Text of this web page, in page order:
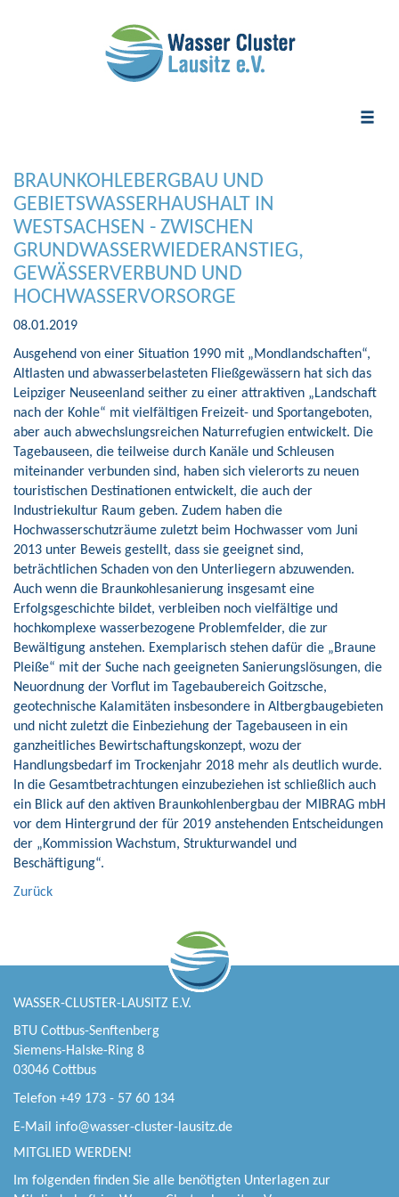
Toggle
BRAUNKOHLEBERGBAU UND
GEBIETSWASSERHAUSHALT IN
WESTSACHSEN - ZWISCHEN
GRUNDWASSERWIEDERANSTIEG,
GEWÄSSERVERBUND UND
HOCHWASSERVORSORGE
08.01.2019
Ausgehend von einer Situation 1990 mit „Mondlandschaften“,
Altlasten und abwasserbelasteten Fließgewässern hat sich das
Leipziger Neuseenland seither zu einer attraktiven „Landschaft
nach der Kohle“ mit vielfältigen Freizeit- und Sportangeboten,
aber auch abwechslungsreichen Naturrefugien entwickelt. Die
Tagebauseen, die teilweise durch Kanäle und Schleusen
miteinander verbunden sind, haben sich vielerorts zu neuen
touristischen Destinationen entwickelt, die auch der
Industriekultur Raum geben. Zudem haben die
Hochwasserschutzräume zuletzt beim Hochwasser vom Juni
2013 unter Beweis gestellt, dass sie geeignet sind,
beträchtlichen Schaden von den Unterliegern abzuwenden.
Auch wenn die Braunkohlesanierung insgesamt eine
Erfolgsgeschichte bildet, verbleiben noch vielfältige und
hochkomplexe wasserbezogene Problemfelder, die zur
Bewältigung anstehen. Exemplarisch stehen dafür die „Braune
Pleiße“ mit der Suche nach geeigneten Sanierungslösungen, die
Neuordnung der Vorflut im Tagebaubereich Goitzsche,
geotechnische Kalamitäten insbesondere in Altbergbaugebieten
und nicht zuletzt die Einbeziehung der Tagebauseen in ein
ganzheitliches Bewirtschaftungskonzept, wozu der
Handlungsbedarf im Trockenjahr 2018 mehr als deutlich wurde.
In die Gesamtbetrachtungen einzubeziehen ist schließlich auch
ein Blick auf den aktiven Braunkohlenbergbau der MIBRAG mbH
vor dem Hintergrund der für 2019 anstehenden Entscheidungen
der „Kommission Wachstum, Strukturwandel und
Beschäftigung“.
Zurück
WASSER-CLUSTER-LAUSITZ E.V.
BTU Cottbus-Senftenberg
Siemens-Halske-Ring 8
03046 Cottbus
Telefon +49 173 - 57 60 134
E-Mail info@wasser-cluster-lausitz.de
MITGLIED WERDEN!
Im folgenden finden Sie alle benötigten Unterlagen zur